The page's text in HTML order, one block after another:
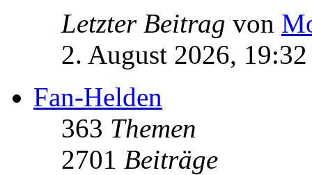
Letzter Beitrag von
2. August 2026, 19:32
Fan-Helden
363 Themen
2701 Beiträge